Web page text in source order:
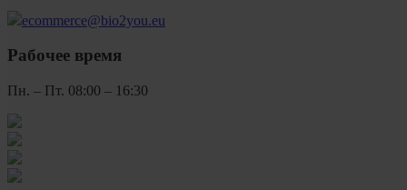
ecommerce@bio2you.eu
Рабочее время
Пн. – Пт. 08:00 – 16:30